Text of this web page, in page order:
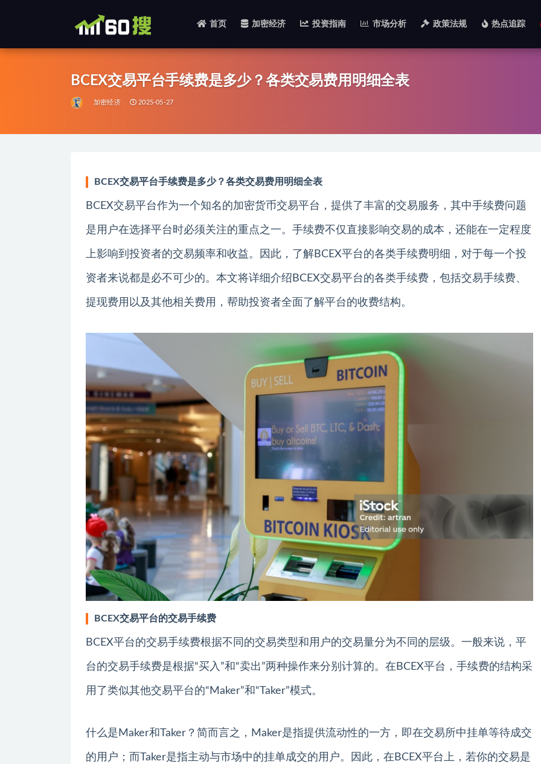
首页 加密经济 投资指南 市场分析 政策法规 热点追踪
BCEX交易平台手续费是多少？各类交易费用明细全表
加密经济 2025-05-27
BCEX交易平台手续费是多少？各类交易费用明细全表
BCEX交易平台作为一个知名的加密货币交易平台，提供了丰富的交易服务，其中手续费问题
是用户在选择平台时必须关注的重点之一。手续费不仅直接影响交易的成本，还能在一定程度
上影响到投资者的交易频率和收益。因此，了解BCEX平台的各类手续费明细，对于每一个投
资者来说都是必不可少的。本文将详细介绍BCEX交易平台的各类手续费，包括交易手续费、
提现费用以及其他相关费用，帮助投资者全面了解平台的收费结构。
BCEX交易平台的交易手续费
BCEX平台的交易手续费根据不同的交易类型和用户的交易量分为不同的层级。一般来说，平
台的交易手续费是根据“买入”和“卖出”两种操作来分别计算的。在BCEX平台，手续费的结构采
用了类似其他交易平台的“Maker”和“Taker”模式。
什么是Maker和Taker？简而言之，Maker是指提供流动性的一方，即在交易所中挂单等待成交
的用户；而Taker是指主动与市场中的挂单成交的用户。因此，在BCEX平台上，若你的交易是